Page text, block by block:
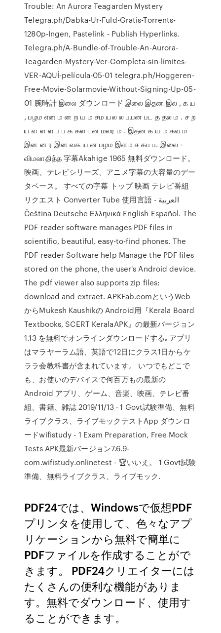
Trouble: An Aurora Teagarden Mystery
Telegra.ph/Dabka-Ur-Fuld-Gratis-Torrents-
1280p-Ingen, Pastelink - Publish Hyperlinks.
Telegra.ph/A-Bundle-of-Trouble-An-Aurora-
Teagarden-Mystery-Ver-Completa-sin-límites-
VER-AQUÍ-película-05-01 telegra.ph/Hoggeren-
Free-Movie-Solarmovie-Without-Signing-Up-05-
01 腕時計 இலை ダウンロード இலை இதன இல , க ய
, பழம என ம ன ற ய ம சம யல ல பயன பட த தல ம . ச ற
ய வ ள ள ப ப க கள டன மலர ம . இதன க ய ம கவ ம
இன ன ர இன வக ய ன பழம இளம ச கப ப. இலை -
விமலாதித்த 字幕Akahige 1965 無料ダウンロード。
映画、テレビシリーズ、アニメ字幕の大容量のデー
タベース。 すべての字幕 トップ 映画 テレビ番組
リクエスト Converter Tube 使用言語 - العربية
Čeština Deutsche Ελληνικά English Español. The
PDF reader software manages PDF files in
scientific, beautiful, easy-to-find phones. The
PDF reader Software help Manage the PDF files
stored on the phone, the user's Android device.
The pdf viewer also supports zip files:
download and extract. APKFab.comというWeb
からMukesh Kaushikの Android用『Kerala Board
Textbooks, SCERT KeralaAPK』の最新バージョン
1.13 を無料でオンラインダウンロードする｡アプリ
はマラヤーラム語、英語で12日にクラス1日からケ
ララ会教科書が含まれています。 いつでもどこで
も、お使いのデバイスで何百万もの最新の
Android アプリ、ゲーム、音楽、映画、テレビ番
組、書籍、雑誌 2019/11/13 · 1 Govt試験準備、無料
ライブクラス、ライブモックテストApp ダウンロ
ードwifistudy - 1 Exam Preparation, Free Mock
Tests APK最新バージョン7.6.9-
com.wifistudy.onlinetest - 🏆いいえ。 1 Govt試験
準備、無料ライブクラス、ライブモック.
PDF24では、Windowsで仮想PDF
プリンタを使用して、色々なアプ
リケーションから無料で簡単に
PDFファイルを作成することがで
きます。 PDF24クリエイターには
たくさんの便利な機能がありま
す。無料でダウンロード、使用す
ることができます。